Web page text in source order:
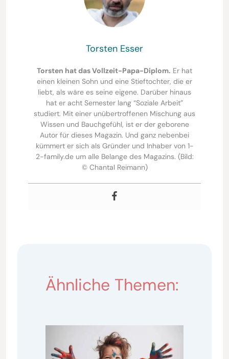
Torsten Esser
Torsten hat das Vollzeit-Papa-Diplom. Er hat
einen kleinen Sohn und eine Stieftochter, die er
liebt, als wäre es seine eigene. Darüber hinaus
hat er acht Semester lang “Soziale Arbeit”
studiert. Mit einer unübertroffenen Mischung aus
Wissen und Bauchgefühl, ist er der geborene
Autor für dieses Magazin. Und ganz nebenbei
kümmert er sich als Gründer und Inhaber von 1-
2-family.de um alle Belange des Magazins. (Bild:
© Chantal Reimann)
Ähnliche Themen: